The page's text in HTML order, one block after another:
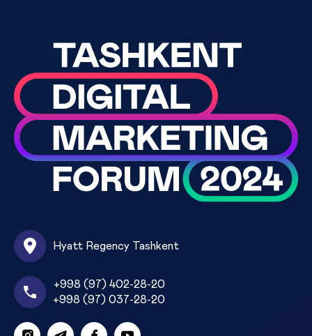
Hyatt Regency Tashkent
+998 (97) 402-28-20
+998 (97) 037-28-20